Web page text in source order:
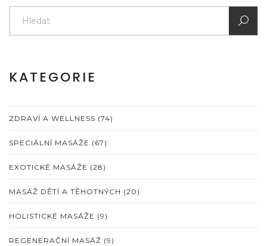
KATEGORIE
ZDRAVÍ A WELLNESS (74)
SPECIÁLNÍ MASÁŽE (67)
EXOTICKÉ MASÁŽE (28)
MASÁŽ DĚTÍ A TĚHOTNÝCH (20)
HOLISTICKÉ MASÁŽE (9)
REGENERAČNÍ MASÁŽ (9)